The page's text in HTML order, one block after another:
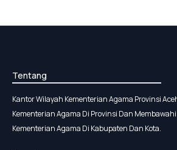
Tentang
Kantor Wilayah Kementerian Agama Provinsi
Kementerian Agama Di Provinsi Dan
Kementerian Agama Di Kabupaten Dan Kota.